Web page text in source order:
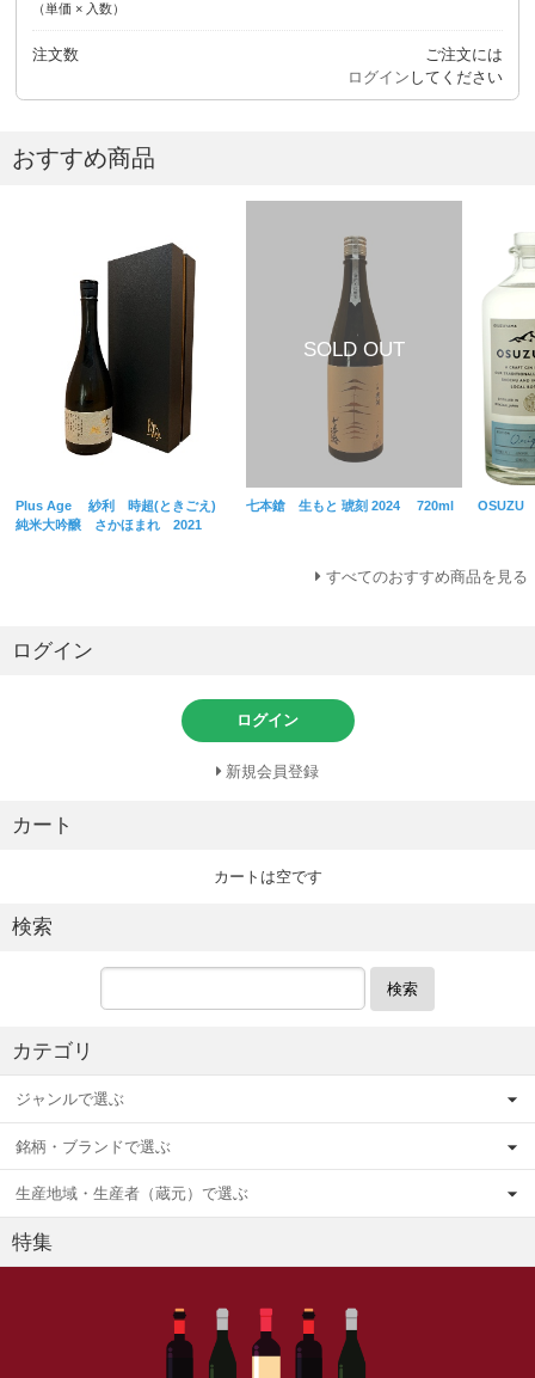
（単価 × 入数）
注文数
ご注文には
ログイン してください
おすすめ商品
Plus Age 紗利 時超(ときごえ)
純米大吟醸 さかほまれ 2021
七本鎗 生もと 琥刻 2024 720ml OSUZU
すべてのおすすめ商品を見る
ログイン
ログイン
新規会員登録
カート
カートは空です
検索
検索
カテゴリ
ジャンルで選ぶ
銘柄・ブランドで選ぶ
生産地域・生産者（蔵元）で選ぶ
特集